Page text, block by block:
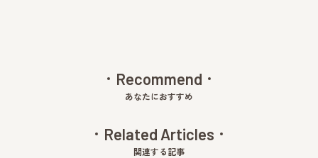
Recommend
あなたにおすすめ
Related Articles
関連する記事